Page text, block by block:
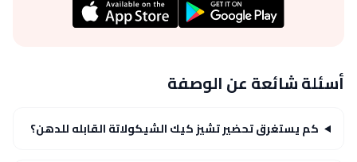
أسئلة شائعة عن الوصفة
كم يستغرق تحضير تشيز كيك الشيكولاتة القابله للدهن؟